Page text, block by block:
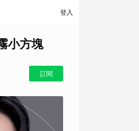
登入
小方塊
訂閱